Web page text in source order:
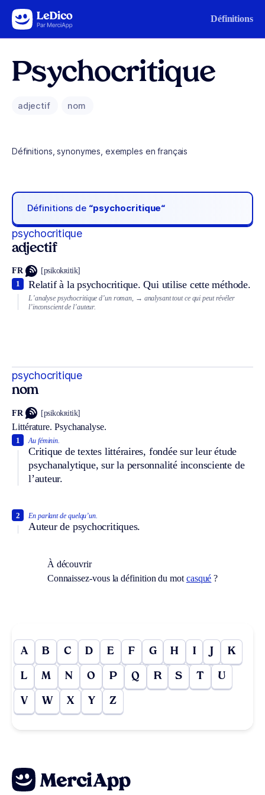
Aller au contenu Définitions
Psychocritique
adjectif nom
Définitions, synonymes, exemples en français
Définitions de “psychocritique“
psychocritique
adjectif
FR [psikokʀitik]
Relatif à la psychocritique. Qui utilise cette méthode.
1
L’analyse psychocritique d’un roman, → analysant tout ce qui peut révéler
l’inconscient de l’auteur.
psychocritique
nom
FR [psikokʀitik]
Littérature. Psychanalyse.
Au féminin.
Critique de textes littéraires, fondée sur leur étude
psychanalytique, sur la personnalité inconsciente de
l’auteur.
1
En parlant de quelqu’un.
Auteur de psychocritiques.
2
À découvrir
Connaissez-vous la définition du mot casqué ?
A B C D E F G H I J K
L M N O P Q R S T U
V W X Y Z